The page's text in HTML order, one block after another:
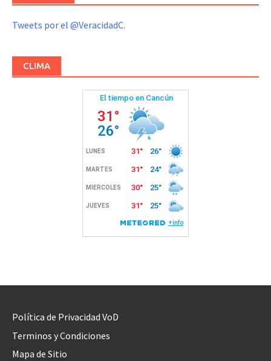
Tweets por el @VeracidadC.
CLIMA
Política de Privacidad VoD
Terminos y Condiciones
Mapa de Sitio